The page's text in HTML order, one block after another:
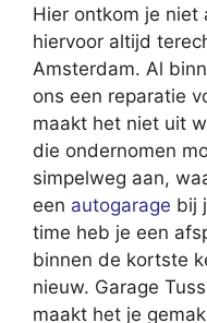
Hier ontkom je niet
hiervoor altijd
Amsterdam. Al
ons een reparatie
maakt het niet uit
die ondernomen
simpelweg aan,
een autogarage bij
time heb je een
binnen de kortste
nieuw. Garage
maakt het je